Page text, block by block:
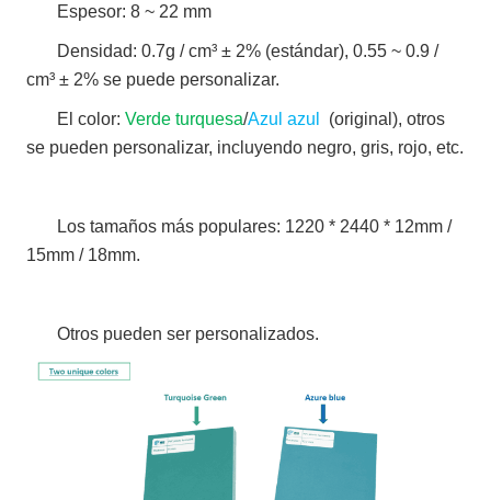
Espesor: 8 ~ 22 mm
Densidad: 0.7g / cm³ ± 2% (estándar), 0.55 ~ 0.9 /
cm³ ± 2% se puede personalizar.
El color:Verde turquesa/Azul azul
(original), otros
se pueden personalizar, incluyendo negro, gris, rojo, etc.
Los tamaños más populares: 1220 * 2440 * 12mm /
15mm / 18mm.
Otros pueden ser personalizados.